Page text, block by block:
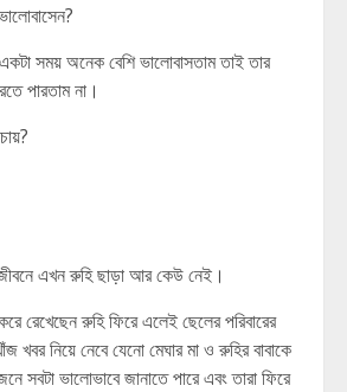
সময় অনেক বেশি ভালোবাসতাম তাই তার
পারতাম না।
এখন রুহি ছাড়া আর কেউ নেই।
রেখেছেন রুহি ফিরে এলেই ছেলের পরিবারের
খবর নিয়ে নেবে যেনো মেঘার মা ও রুহির বাবাকে
সবটা ভালোভাবে জানাতে পারে এবং তারা ফিরে